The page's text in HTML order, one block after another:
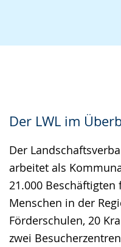
Der LWL im
Der
arbeitet als
21.000
Menschen in der
Förderschulen, 20
zwei